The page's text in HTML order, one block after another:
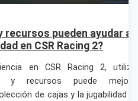
recursos pueden ayudar a
en CSR Racing 2?
en CSR Racing 2,
y recursos puede
de cajas y la jugabilidad